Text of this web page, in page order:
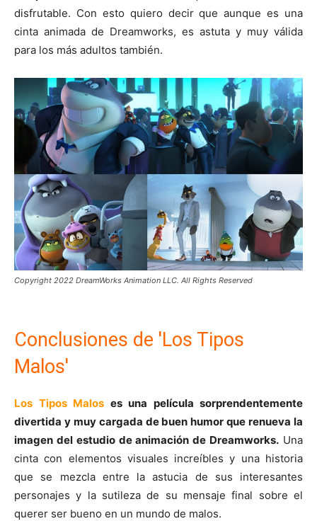
disfrutable. Con esto quiero decir que aunque es una
cinta animada de Dreamworks, es astuta y muy válida
para los más adultos también.
Copyright 2022 DreamWorks Animation LLC. All Rights Reserved
Conclusiones de 'Los Tipos
Malos'
Los Tipos Malos es una película sorprendentemente
divertida y muy cargada de buen humor que renueva la
imagen del estudio de animación de Dreamworks. Una
cinta con elementos visuales increíbles y una historia
que se mezcla entre la astucia de sus interesantes
personajes y la sutileza de su mensaje final sobre el
querer ser bueno en un mundo de malos.